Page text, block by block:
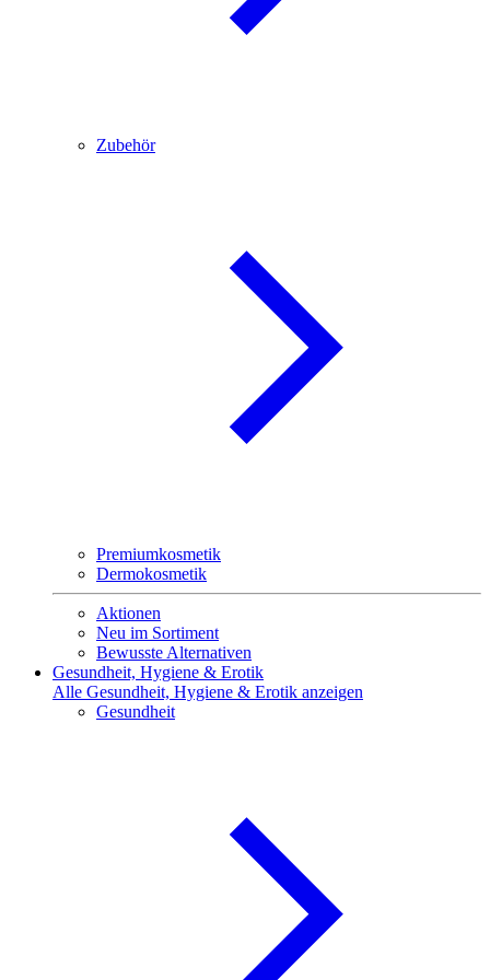
Zubehör
Premiumkosmetik
Dermokosmetik
Aktionen
Neu im Sortiment
Bewusste Alternativen
Gesundheit, Hygiene & Erotik
Alle Gesundheit, Hygiene & Erotik anzeigen
Gesundheit